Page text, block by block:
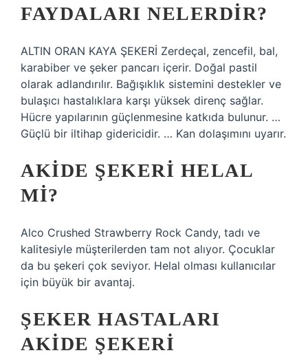
FAYDALARI NELERDIR?
ALTIN ​​ORAN KAYA ŞEKERİ Zerdeçal, zencefil, bal,
karabiber ve şeker pancarı içerir. Doğal pastil
olarak adlandırılır. Bağışıklık sistemini destekler ve
bulaşıcı hastalıklara karşı yüksek direnç sağlar.
Hücre yapılarının güçlenmesine katkıda bulunur. …
Güçlü bir iltihap gidericidir. … Kan dolaşımını uyarır.
AKIDE ŞEKERI HELAL
MI?
Alco Crushed Strawberry Rock Candy, tadı ve
kalitesiyle müşterilerden tam not alıyor. Çocuklar
da bu şekeri çok seviyor. Helal olması kullanıcılar
için büyük bir avantaj.
ŞEKER HASTALARI
AKIDE ŞEKERI